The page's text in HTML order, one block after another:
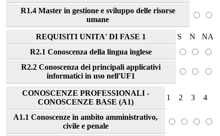
R1.4 Master in gestione e sviluppo delle risorse
umane
REQUISITI UNITA' DI FASE 1 S N
NA
R2.1 Conoscenza della lingua inglese
R2.2 Conoscenza dei principali applicativi
informatici in uso nell'UF1
CONOSCENZE PROFESSIONALI -
CONOSCENZE BASE (A1)
1 2 3 4
A1.1 Conoscenze in ambito amministrativo,
civile e penale